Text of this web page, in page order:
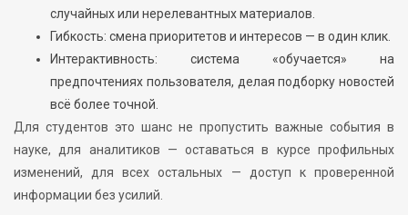
случайных или нерелевантных материалов.
Гибкость: смена приоритетов и интересов — в один клик.
Интерактивность: система «обучается» на
предпочтениях пользователя, делая подборку новостей
всё более точной.
Для студентов это шанс не пропустить важные события в
науке, для аналитиков — оставаться в курсе профильных
изменений, для всех остальных — доступ к проверенной
информации без усилий.